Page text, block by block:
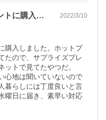
独立した娘の誕生日プレゼントに購入しま… 2022/3/10
購入しました。ホットプ
たので、サプライズプレ
トで見てたやつだ。
心地は聞いていないので
暮らしには丁度良いと言
曜日に届き、素早い対応